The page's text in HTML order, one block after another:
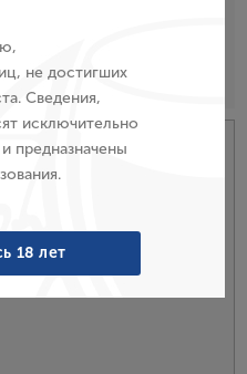
не достигших
Сведения,
исключительно
предназначены
18 лет